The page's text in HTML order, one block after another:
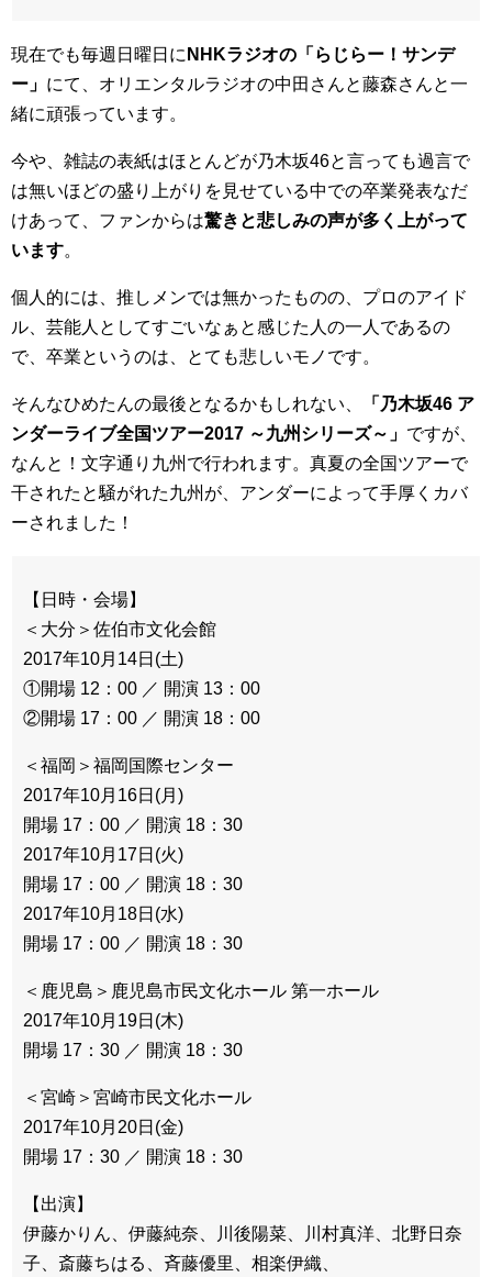
現在でも毎週日曜日に NHKラジオの「らじらー！サンデ
ー」 にて、オリエンタルラジオの中田さんと藤森さんと一
緒に頑張っています。
今や、雑誌の表紙はほとんどが乃木坂46と言っても過言で
は無いほどの盛り上がりを見せている中での卒業発表なだ
けあって、ファンからは驚きと悲しみの声が多く上がって
います。
個人的には、推しメンでは無かったものの、プロのアイド
ル、芸能人としてすごいなぁと感じた人の一人であるの
で、卒業というのは、とても悲しいモノです。
そんなひめたんの最後となるかもしれない、
「乃木坂46 ア
ンダーライブ全国ツアー2017 ～九州シリーズ～」 ですが、
なんと！文字通り九州で行われます。真夏の全国ツアーで
干されたと騒がれた九州が、アンダーによって手厚くカバ
ーされました！
【日時・会場】
＜大分＞佐伯市文化会館
2017年10月14日(土)
①開場 12：00 ／ 開演 13：00
②開場 17：00 ／ 開演 18：00
＜福岡＞福岡国際センター
2017年10月16日(月)
開場 17：00 ／ 開演 18：30
2017年10月17日(火)
開場 17：00 ／ 開演 18：30
2017年10月18日(水)
開場 17：00 ／ 開演 18：30
＜鹿児島＞鹿児島市民文化ホール 第一ホール
2017年10月19日(木)
開場 17：30 ／ 開演 18：30
＜宮崎＞宮崎市民文化ホール
2017年10月20日(金)
開場 17：30 ／ 開演 18：30
【出演】
伊藤かりん、伊藤純奈、川後陽菜、川村真洋、北野日奈
子、斎藤ちはる、斉藤優里、相楽伊織、